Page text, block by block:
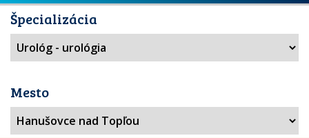
Špecializácia
Mesto